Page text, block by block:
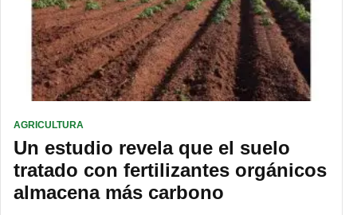
AGRICULTURA
Un estudio revela que el suelo
tratado con fertilizantes orgánicos
almacena más carbono